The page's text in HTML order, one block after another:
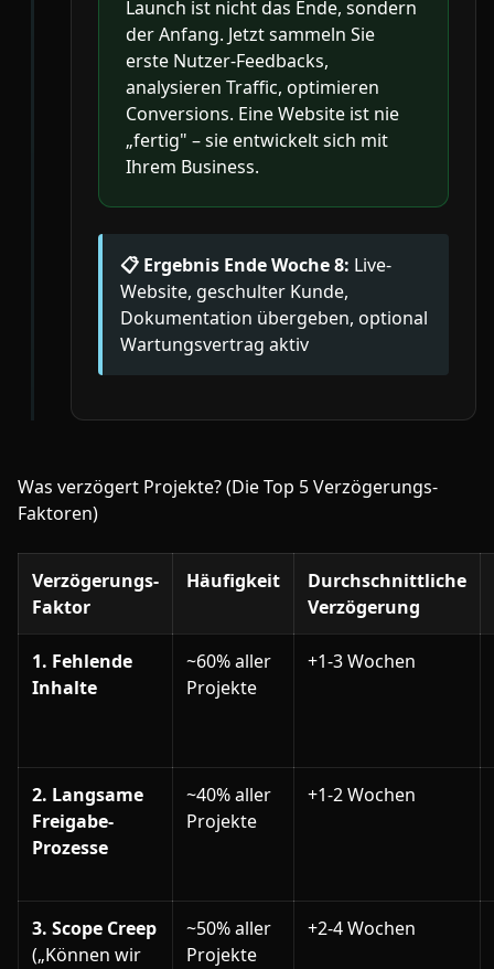
Launch ist nicht das Ende, sondern
der Anfang. Jetzt sammeln Sie
erste Nutzer-Feedbacks,
analysieren Traffic, optimieren
Conversions. Eine Website ist nie
„fertig" – sie entwickelt sich mit
Ihrem Business.
📋 Ergebnis Ende Woche 8: Live-
Website, geschulter Kunde,
Dokumentation übergeben, optional
Wartungsvertrag aktiv
Was verzögert Projekte? (Die Top 5 Verzögerungs-
Faktoren)
Verzögerungs-
Faktor
Häufigkeit
Durchschnittliche
Verzögerung
1. Fehlende
Inhalte
~60% aller
Projekte
+1-3 Wochen
2. Langsame
Freigabe-
Prozesse
~40% aller
Projekte
+1-2 Wochen
3. Scope Creep
(„Können wir
~50% aller
Projekte
+2-4 Wochen